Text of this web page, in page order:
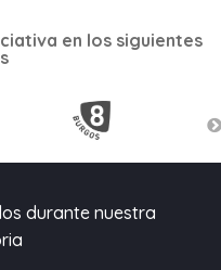
en los siguientes
durante nuestra